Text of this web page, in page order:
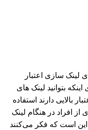
لینک سازی اعتبار
بتوانید لینک های
بالایی دارند استفاده
افراد در هنگام لینک
است که فکر می‌کنند